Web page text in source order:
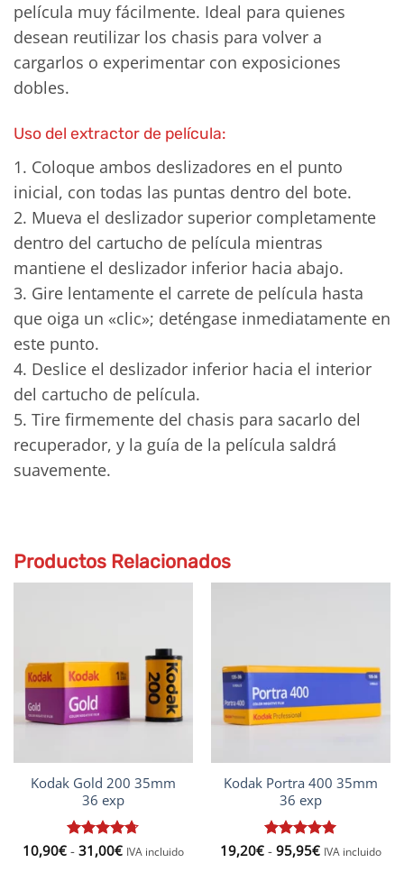
película muy fácilmente. Ideal para quienes
desean reutilizar los chasis para volver a
cargarlos o experimentar con exposiciones
dobles.
Uso del extractor de película:
1. Coloque ambos deslizadores en el punto
inicial, con todas las puntas dentro del bote.
2. Mueva el deslizador superior completamente
dentro del cartucho de película mientras
mantiene el deslizador inferior hacia abajo.
3. Gire lentamente el carrete de película hasta
que oiga un «clic»; deténgase inmediatamente en
este punto.
4. Deslice el deslizador inferior hacia el interior
del cartucho de película.
5. Tire firmemente del chasis para sacarlo del
recuperador, y la guía de la película saldrá
suavemente.
Productos Relacionados
Kodak Gold 200 35mm
36 exp
Valorado
10,90€ - 31,00€Rango
de
IVA incluido
Kodak Portra 400 35mm
36 exp
Valorado
19,20€ - 95,95€Rango
de
IVA incluido